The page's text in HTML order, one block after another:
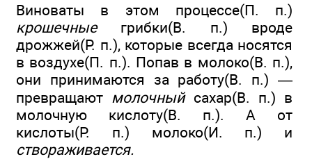
Виноваты в этом процессе(П. п.)
крошечныегрибки(В. п.) вроде
дрожжей(Р. п.), которые всегда носятся
в воздухе(П. п.). Попав в молоко(В. п.),
они принимаются за работу(В. п.) —
превращают молочныйсахар(В. п.) в
молочную кислоту(В. п.). А от
кислоты(Р. п.) молоко(И. п.) и
створаживается.